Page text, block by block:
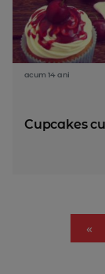
acum 14 ani
Cupcakes
«